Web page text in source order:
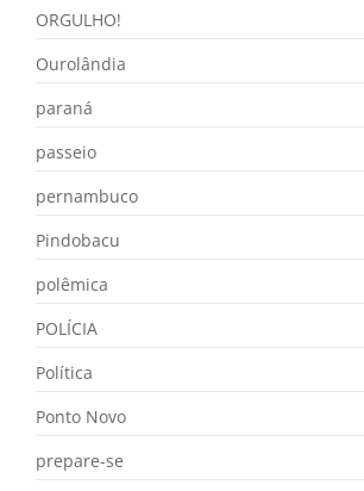
ORGULHO!
Ourolândia
paraná
passeio
pernambuco
Pindobacu
polêmica
POLÍCIA
Política
Ponto Novo
prepare-se